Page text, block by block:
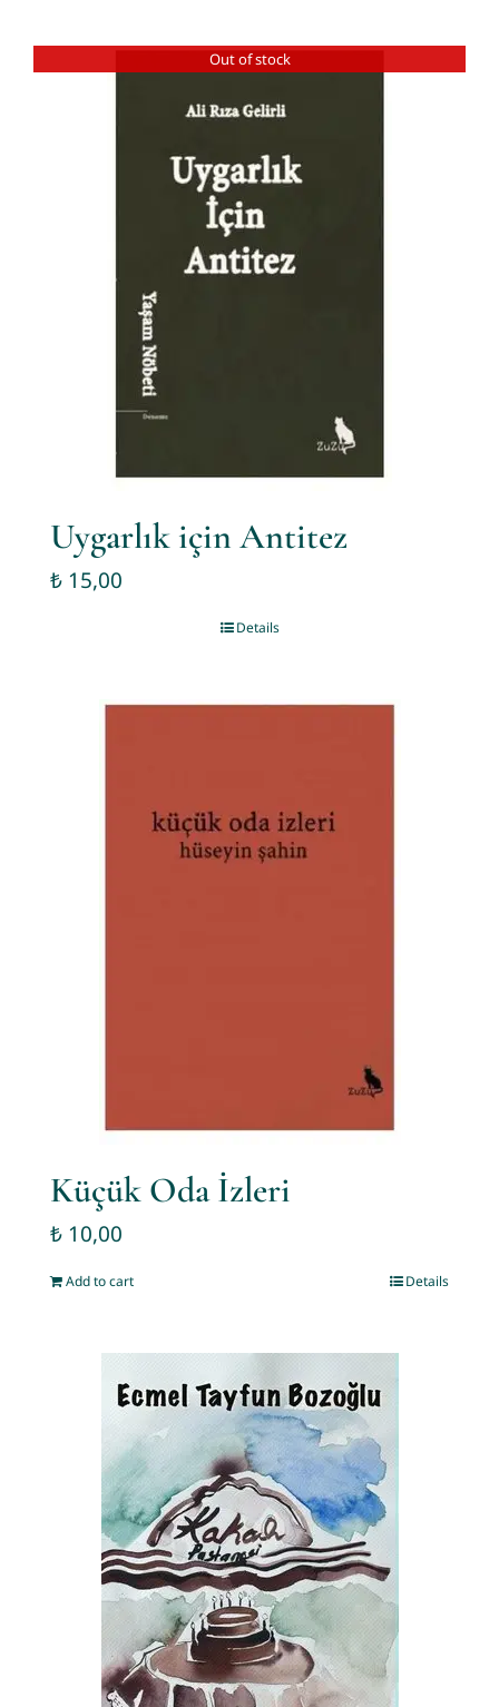
Out of stock
Uygarlık için Antitez
₺ 15,00
Details
Küçük Oda İzleri
₺ 10,00
Add to cart Details